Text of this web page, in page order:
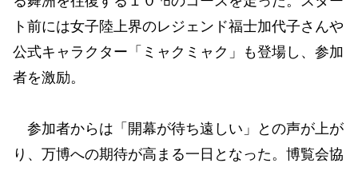
ト前には女子陸上界のレジェンド福士加代子さんや
公式キャラクター「ミャクミャク」も登場し、参加
者を激励。
参加者からは「開幕が待ち遠しい」との声が上が
り、万博への期待が高まる一日となった。博覧会協